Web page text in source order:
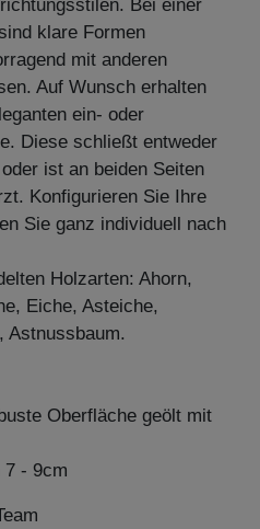
Bei einer
klare Formen
mit anderen
Auf Wunsch erhalten
ein- oder
Diese schließt entweder
ist an beiden Seiten
Konfigurieren Sie Ihre
Sie ganz individuell nach
Holzarten: Ahorn,
Eiche, Asteiche,
Astnussbaum.
Oberfläche geölt mit
7 - 9cm